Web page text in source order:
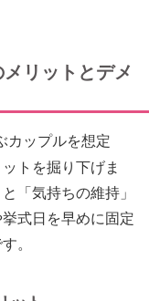
リットとデメ
カップルを想定
トを掘り下げま
「気持ちの維持」
式日を早めに固定
。